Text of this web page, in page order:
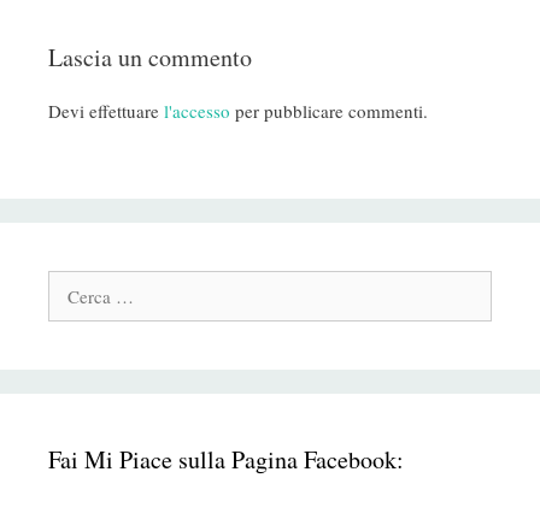
Lascia un commento
Devi effettuare l'accesso per pubblicare commenti.
Cerca:
Fai Mi Piace sulla Pagina Facebook: